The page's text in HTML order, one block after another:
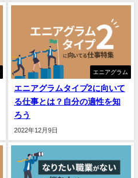
エニアグラム
エニアグラムタイプ2に向いて
る仕事とは？自分の適性を知
ろう
2022年12月9日